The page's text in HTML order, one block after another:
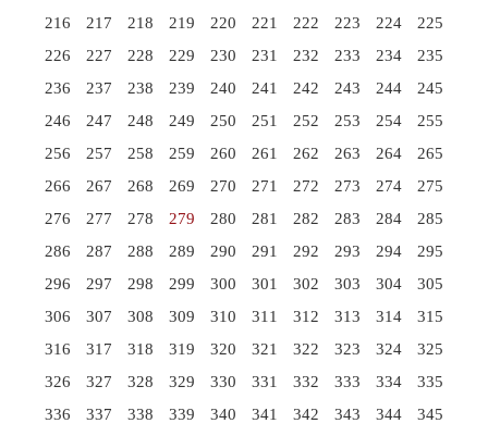
216
217 218 219 220 221 222 223 224
225
226
227 228 229 230 231 232 233 234
235
236
237 238 239 240 241 242 243 244
245
246
247 248 249 250 251 252 253 254
255
256
257 258 259 260 261 262 263 264
265
266
267 268 269 270 271 272 273 274
275
276
277 278 279 280 281 282 283 284
285
286
287 288 289 290 291 292 293 294
295
296
297 298 299 300 301 302 303 304
305
306
307 308 309 310 311 312 313 314
315
316
317 318 319 320 321 322 323 324
325
326
327 328 329 330 331 332 333 334
335
336
337 338 339 340 341 342 343 344
345